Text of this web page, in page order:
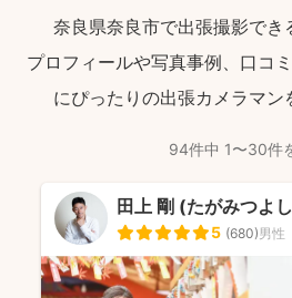
奈良県奈良市で出張撮影でき
プロフィールや写真事例、口コ
にぴったりの出張カメラマン
94件中 1〜30件
田上 剛 (たがみつよ
5 (680)男性